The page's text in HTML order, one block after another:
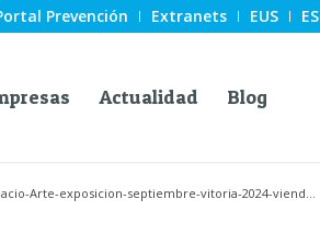
Prevención Extranets EUS ES
Actualidad Blog
Arte-exposicion-septiembre-vitoria-2024-viend...